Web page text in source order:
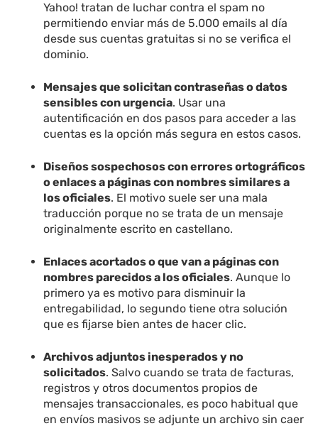
Yahoo! tratan de luchar contra el spam no
permitiendo enviar más de 5.000 emails al día
desde sus cuentas gratuitas si no se verifica el
dominio.
Mensajes que solicitan contraseñas o datos
sensibles con urgencia. Usar una
autentificación en dos pasos para acceder a las
cuentas es la opción más segura en estos casos.
Diseños sospechosos con errores ortográficos
o enlaces a páginas con nombres similares a
los oficiales. El motivo suele ser una mala
traducción porque no se trata de un mensaje
originalmente escrito en castellano.
Enlaces acortados o que van a páginas con
nombres parecidos a los oficiales. Aunque lo
primero ya es motivo para disminuir la
entregabilidad, lo segundo tiene otra solución
que es fijarse bien antes de hacer clic.
Archivos adjuntos inesperados y no
solicitados. Salvo cuando se trata de facturas,
registros y otros documentos propios de
mensajes transaccionales, es poco habitual que
en envíos masivos se adjunte un archivo sin caer